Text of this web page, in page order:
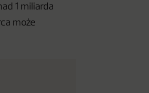
1 miliarda
może